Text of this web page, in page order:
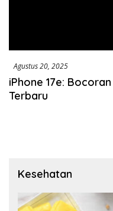
Agustus 20, 2025
iPhone 17e:
Terbaru
Kesehatan